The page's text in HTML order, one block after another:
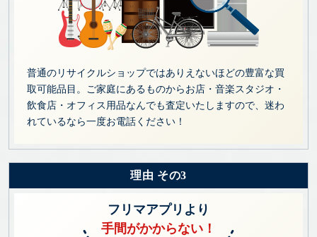
普通のリサイクルショップではありえないほどの豊富な買
取可能品目。ご家庭にあるものからお店・音楽スタジオ・
飲食店・オフィス用品なんでも査定いたしますので、迷わ
れているなら一度お電話ください！
理由 その3
フリマアプリより
手間がかからない！